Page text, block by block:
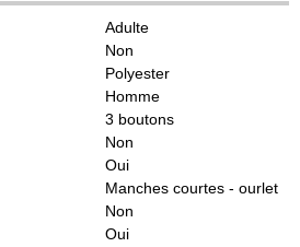
Adulte
Non
Polyester
Homme
3 boutons
Non
Oui
Manches courtes - ourlet
Non
Oui